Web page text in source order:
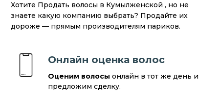
Хотите Продать волосы в Кумылженской , но не
знаете какую компанию выбрать? Продайте их
дороже — прямым производителям париков.
Онлайн оценка волос
Оценим волосы онлайн в тот же день и
предложим сделку.